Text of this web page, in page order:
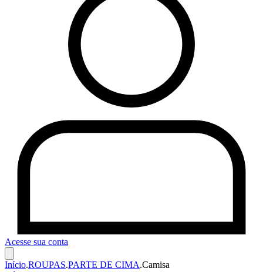
Acesse sua conta
Início.ROUPAS.PARTE DE CIMA.Camisa